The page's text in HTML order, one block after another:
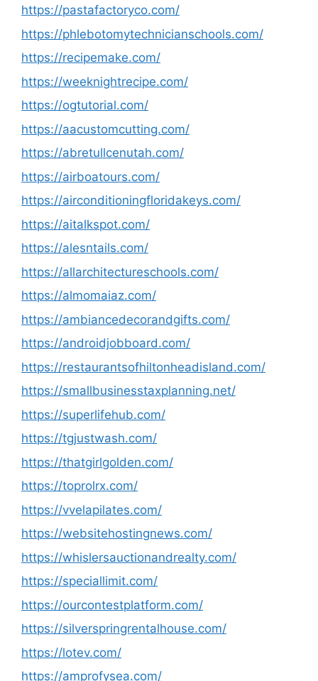
https://pastafactoryco.com/
https://phlebotomytechnicianschools.com/
https://recipemake.com/
https://weeknightrecipe.com/
https://ogtutorial.com/
https://aacustomcutting.com/
https://abretullcenutah.com/
https://airboatours.com/
https://airconditioningfloridakeys.com/
https://aitalkspot.com/
https://alesntails.com/
https://allarchitectureschools.com/
https://almomaiaz.com/
https://ambiancedecorandgifts.com/
https://androidjobboard.com/
https://restaurantsofhiltonheadisland.com/
https://smallbusinesstaxplanning.net/
https://superlifehub.com/
https://tgjustwash.com/
https://thatgirlgolden.com/
https://toprolrx.com/
https://vvelapilates.com/
https://websitehostingnews.com/
https://whislersauctionandrealty.com/
https://speciallimit.com/
https://ourcontestplatform.com/
https://silverspringrentalhouse.com/
https://lotev.com/
https://amprofysea.com/